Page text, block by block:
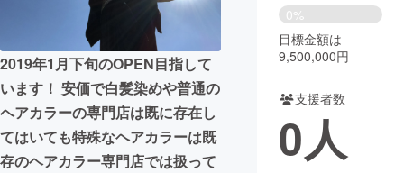
ビジネス・起業 チャレンジ
まちづくり・地域活性化
CAMPFIRE for Social Good
CAMPFIRE Creation
CAMPFIREふるさと納税machi-ya コミュニティ
2019年1月下旬のOPEN目指して
います！ 安価で白髪染めや普通の
ヘアカラーの専門店は既に存在し
てはいても特殊なヘアカラーは既
存のヘアカラー専門店では扱って
0%
目標金額は
9,500,000円
支援者数
0人